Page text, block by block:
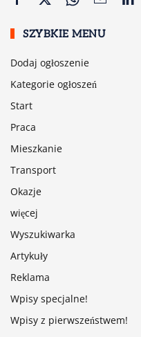
SZYBKIE MENU
Dodaj ogłoszenie
Kategorie ogłoszeń
Start
Praca
Mieszkanie
Transport
Okazje
więcej
Wyszukiwarka
Artykuły
Reklama
Wpisy specjalne!
Wpisy z pierwszeństwem!